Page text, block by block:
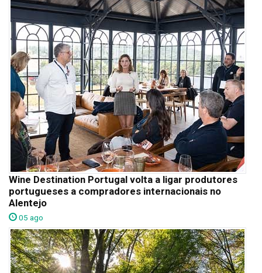
Wine Destination Portugal volta a ligar produtores
portugueses a compradores internacionais no
Alentejo
05 ago